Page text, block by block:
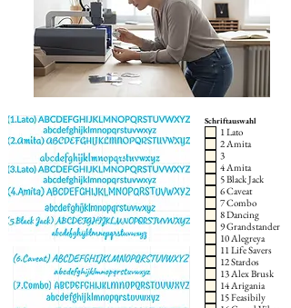
Schriftauswahl
1 Lato
2 Amita
3
4 Amita
5 Black Jack
6 Caveat
7 Combo
8 Dancing
9 Grandstander
10 Alegreya
11 Life Savers
12 Stardos
13 Alex Brusk
14 Arigania
15 Feasibily